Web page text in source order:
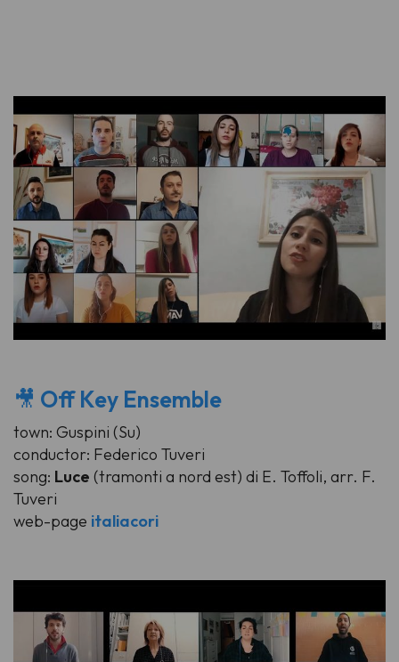
🎥 Off Key Ensemble
town: Guspini (Su)
conductor: Federico Tuveri
song: Luce (tramonti a nord est) di E. Toffoli, arr. F.
Tuveri
web-page italiacori